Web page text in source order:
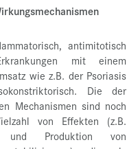
antimitotisch
mit einem
wie z.B. der Psoriasis
Die der
Mechanismen sind noch
von Effekten (z.B.
und Produktion von